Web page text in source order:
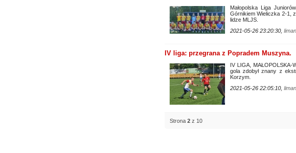
Małopolska Liga
Górnikiem Wieliczka 2-1,
lidze MLJS.
2021-05-26 23:20:30,
IV liga: przegrana z Popradem Muszyna.
IV LIGA,
gola zdobył znany z
Korzym.
2021-05-26 22:05:10,
Strona 2z 10